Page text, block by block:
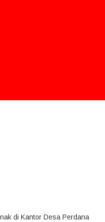
di Kantor Desa Perdana